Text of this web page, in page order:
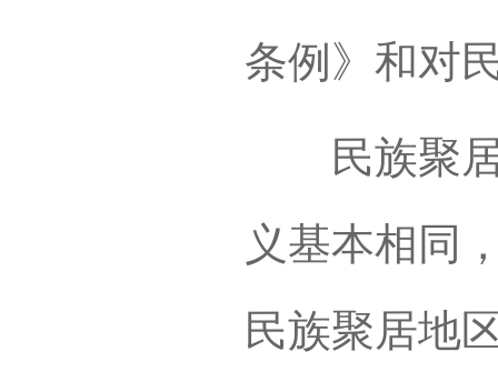
条例》和对
民族聚居
义基本相同
民族聚居地